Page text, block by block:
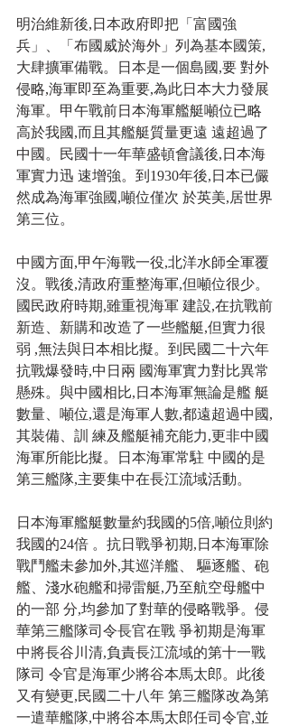
明治維新後,日本政府即把「富國強
兵」、「布國威於海外」列為基本國策,
大肆擴軍備戰。日本是一個島國,要 對外
侵略,海軍即至為重要,為此日本大力發展
海軍。甲午戰前日本海軍艦艇噸位已略
高於我國,而且其艦艇質量更遠 遠超過了
中國。民國十一年華盛頓會議後,日本海
軍實力迅 速增強。到1930年後,日本已儼
然成為海軍強國,噸位僅次 於英美,居世界
第三位。
中國方面,甲午海戰一役,北洋水師全軍覆
沒。戰後,清政府重整海軍,但噸位很少。
國民政府時期,雖重視海軍 建設,在抗戰前
新造、新購和改造了一些艦艇,但實力很
弱 ,無法與日本相比擬。到民國二十六年
抗戰爆發時,中日兩 國海軍實力對比異常
懸殊。與中國相比,日本海軍無論是艦 艇
數量、噸位,還是海軍人數,都遠超過中國,
其裝備、訓 練及艦艇補充能力,更非中國
海軍所能比擬。日本海軍常駐 中國的是
第三艦隊,主要集中在長江流域活動。
日本海軍艦艇數量約我國的5倍,噸位則約
我國的24倍 。抗日戰爭初期,日本海軍除
戰鬥艦未參加外,其巡洋艦、 驅逐艦、砲
艦、淺水砲艦和掃雷艇,乃至航空母艦中
的一部 分,均參加了對華的侵略戰爭。侵
華第三艦隊司令長官在戰 爭初期是海軍
中將長谷川清,負責長江流域的第十一戰
隊司 令官是海軍少將谷本馬太郎。此後
又有變更,民國二十八年 第三艦隊改為第
一遣華艦隊,中將谷本馬太郎任司令官,並